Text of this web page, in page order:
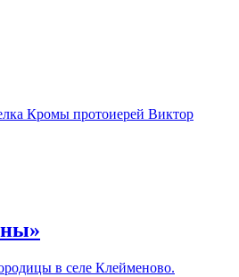
Кромы протоиерей Виктор
в селе Клейменово.